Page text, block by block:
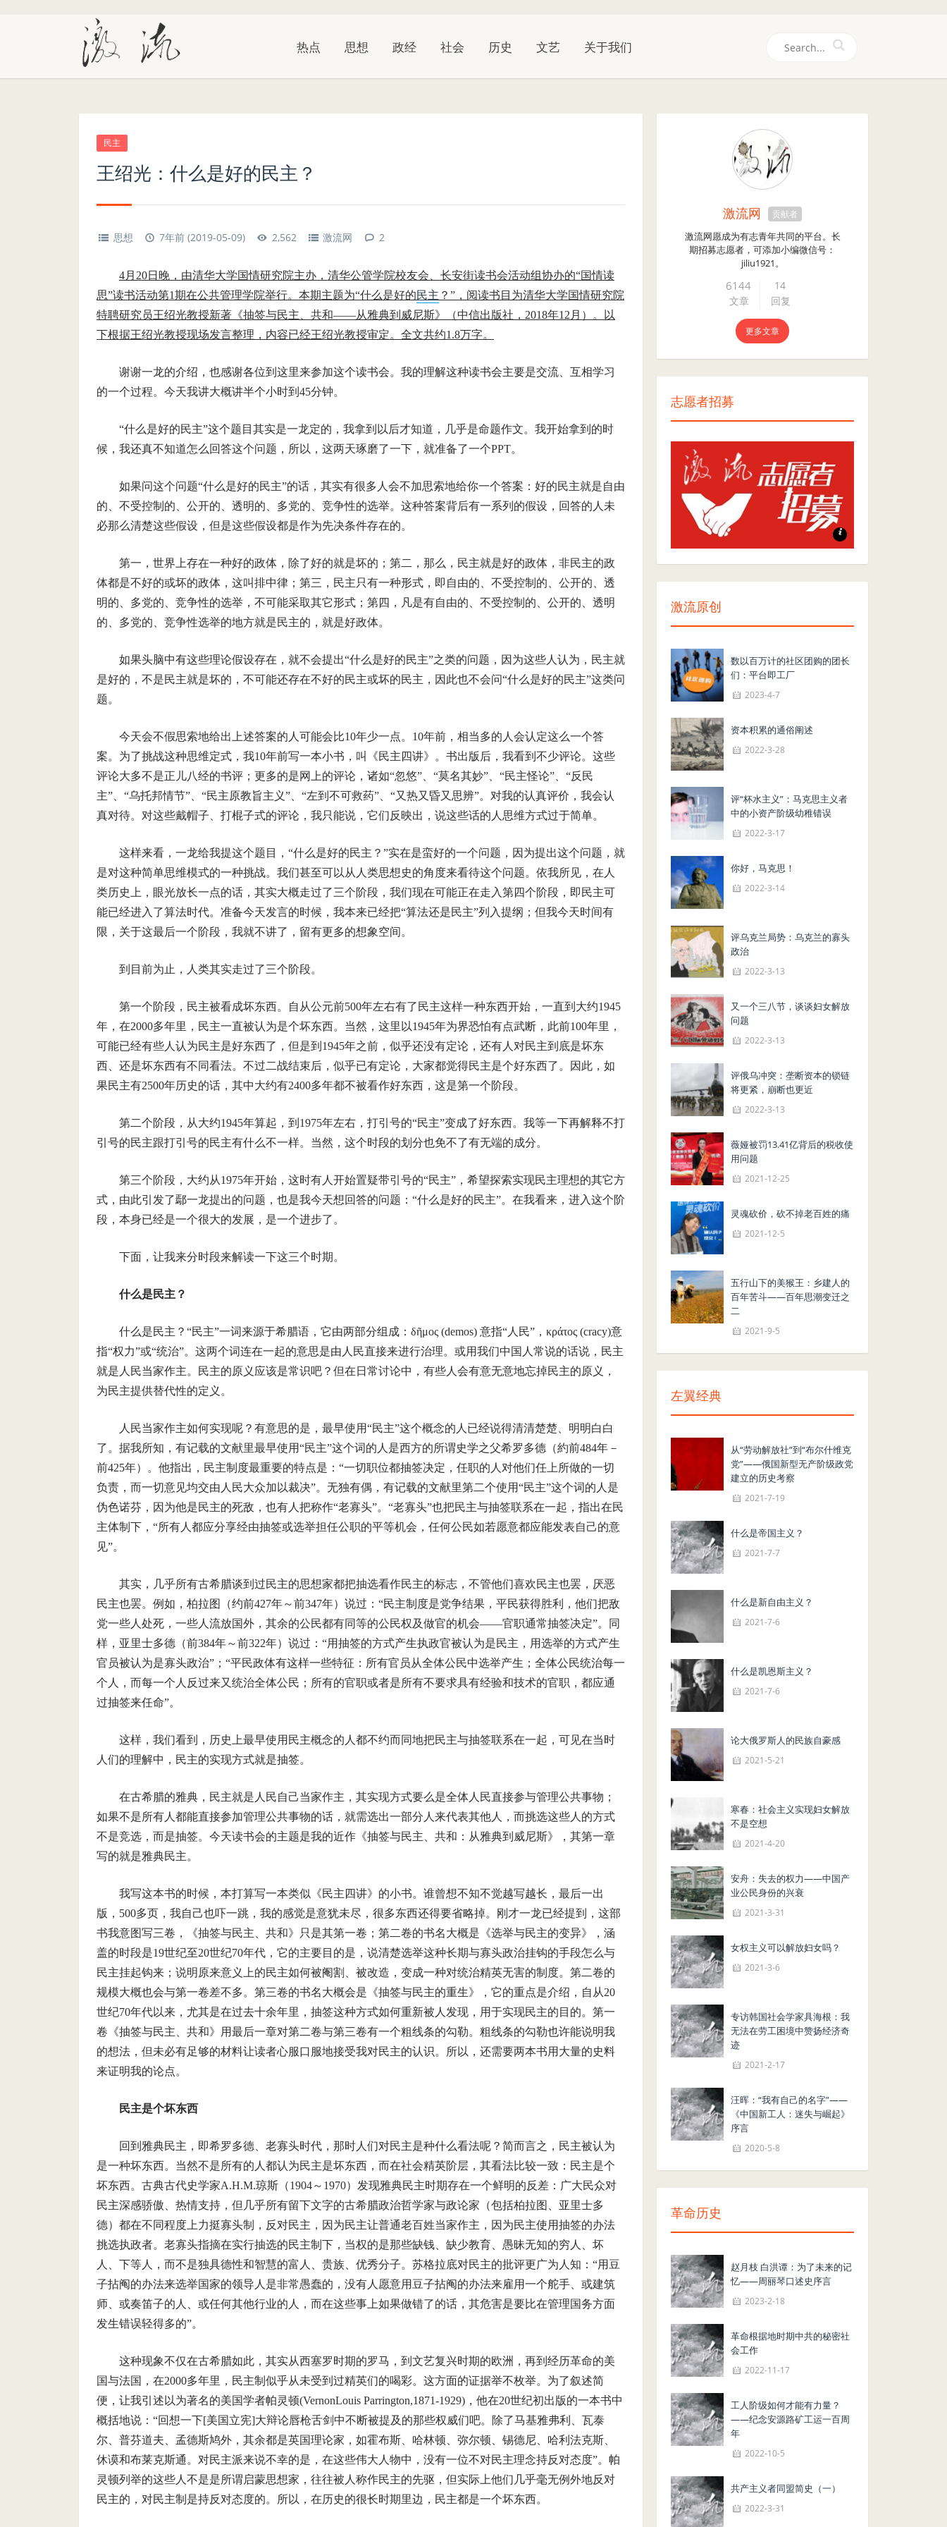
热点 思想 政经 社会 历史 文艺 关于我们
民主
王绍光：什么是好的民主？
思想 7年前 (2019-05-09) 2,562 激流网 2
4月20日晚，由清华大学国情研究院主办，清华公管学院校友会、长安街读书会活动组协办的“国情读
思”读书活动第1期在公共管理学院举行。本期主题为“什么是好的民主 ？”，阅读书目为清华大学国情研究院
特聘研究员王绍光教授新著《抽签与民主、共和——从雅典到威尼斯》（中信出版社，2018年12月）。以
下根据王绍光教授现场发言整理，内容已经王绍光教授审定。全文共约1.8万字。
谢谢一龙的介绍，也感谢各位到这里来参加这个读书会。我的理解这种读书会主要是交流、互相学习
的一个过程。今天我讲大概讲半个小时到45分钟。
“什么是好的民主”这个题目其实是一龙定的，我拿到以后才知道，几乎是命题作文。我开始拿到的时
候，我还真不知道怎么回答这个问题，所以，这两天琢磨了一下，就准备了一个PPT。
如果问这个问题“什么是好的民主”的话，其实有很多人会不加思索地给你一个答案：好的民主就是自由
的、不受控制的、公开的、透明的、多党的、竞争性的选举。这种答案背后有一系列的假设，回答的人未
必那么清楚这些假设，但是这些假设都是作为先决条件存在的。
第一，世界上存在一种好的政体，除了好的就是坏的；第二，那么，民主就是好的政体，非民主的政
体都是不好的或坏的政体，这叫排中律；第三，民主只有一种形式，即自由的、不受控制的、公开的、透
明的、多党的、竞争性的选举，不可能采取其它形式；第四，凡是有自由的、不受控制的、公开的、透明
的、多党的、竞争性选举的地方就是民主的，就是好政体。
如果头脑中有这些理论假设存在，就不会提出“什么是好的民主”之类的问题，因为这些人认为，民主就
是好的，不是民主就是坏的，不可能还存在不好的民主或坏的民主，因此也不会问“什么是好的民主”这类问
题。
今天会不假思索地给出上述答案的人可能会比10年少一点。10年前，相当多的人会认定这么一个答
案。为了挑战这种思维定式，我10年前写一本小书，叫《民主四讲》。书出版后，我看到不少评论。这些
评论大多不是正儿八经的书评；更多的是网上的评论，诸如“忽悠”、“莫名其妙”、“民主怪论”、“反民
主”、“乌托邦情节”、“民主原教旨主义”、“左到不可救药”、“又热又昏又思辨”。对我的认真评价，我会认
真对待。对这些戴帽子、打棍子式的评论，我只能说，它们反映出，说这些话的人思维方式过于简单。
这样来看，一龙给我提这个题目，“什么是好的民主？”实在是蛮好的一个问题，因为提出这个问题，就
是对这种简单思维模式的一种挑战。我们甚至可以从人类思想史的角度来看待这个问题。依我所见，在人
类历史上，眼光放长一点的话，其实大概走过了三个阶段，我们现在可能正在走入第四个阶段，即民主可
能已经进入了算法时代。准备今天发言的时候，我本来已经把“算法还是民主”列入提纲；但我今天时间有
限，关于这最后一个阶段，我就不讲了，留有更多的想象空间。
到目前为止，人类其实走过了三个阶段。
第一个阶段，民主被看成坏东西。自从公元前500年左右有了民主这样一种东西开始，一直到大约1945
年，在2000多年里，民主一直被认为是个坏东西。当然，这里以1945年为界恐怕有点武断，此前100年里，
可能已经有些人认为民主是好东西了，但是到1945年之前，似乎还没有定论，还有人对民主到底是坏东
西、还是坏东西有不同看法。不过二战结束后，似乎已有定论，大家都觉得民主是个好东西了。因此，如
果民主有2500年历史的话，其中大约有2400多年都不被看作好东西，这是第一个阶段。
第二个阶段，从大约1945年算起，到1975年左右，打引号的“民主”变成了好东西。我等一下再解释不打
引号的民主跟打引号的民主有什么不一样。当然，这个时段的划分也免不了有无端的成分。
第三个阶段，大约从1975年开始，这时有人开始置疑带引号的“民主”，希望探索实现民主理想的其它方
式，由此引发了鄢一龙提出的问题，也是我今天想回答的问题：“什么是好的民主”。在我看来，进入这个阶
段，本身已经是一个很大的发展，是一个进步了。
下面，让我来分时段来解读一下这三个时期。
什么是民主？
什么是民主？“民主”一词来源于希腊语，它由两部分组成：δῆμος (demos) 意指“人民”，κράτος (cracy)意
指“权力”或“统治”。这两个词连在一起的意思是由人民直接来进行治理。或用我们中国人常说的话说，民主
就是人民当家作主。民主的原义应该是常识吧？但在日常讨论中，有些人会有意无意地忘掉民主的原义，
为民主提供替代性的定义。
人民当家作主如何实现呢？有意思的是，最早使用“民主”这个概念的人已经说得清清楚楚、明明白白
了。据我所知，有记载的文献里最早使用“民主”这个词的人是西方的所谓史学之父希罗多德（約前484年－
前425年）。他指出，民主制度最重要的特点是：“一切职位都抽签决定，任职的人对他们任上所做的一切
负责，而一切意见均交由人民大众加以裁决”。无独有偶，有记载的文献里第二个使用“民主”这个词的人是
伪色诺芬，因为他是民主的死敌，也有人把称作“老寡头”。“老寡头”也把民主与抽签联系在一起，指出在民
主体制下，“所有人都应分享经由抽签或选举担任公职的平等机会，任何公民如若愿意都应能发表自己的意
见”。
其实，几乎所有古希腊谈到过民主的思想家都把抽选看作民主的标志，不管他们喜欢民主也罢，厌恶
民主也罢。例如，柏拉图（约前427年～前347年）说过：“民主制度是党争结果，平民获得胜利，他们把敌
党一些人处死，一些人流放国外，其余的公民都有同等的公民权及做官的机会——官职通常抽签决定”。同
样，亚里士多德（前384年～前322年）说过：“用抽签的方式产生执政官被认为是民主，用选举的方式产生
官员被认为是寡头政治”；“平民政体有这样一些特征：所有官员从全体公民中选举产生；全体公民统治每一
个人，而每一个人反过来又统治全体公民；所有的官职或者是所有不要求具有经验和技术的官职，都应通
过抽签来任命”。
这样，我们看到，历史上最早使用民主概念的人都不约而同地把民主与抽签联系在一起，可见在当时
人们的理解中，民主的实现方式就是抽签。
在古希腊的雅典，民主就是人民自己当家作主，其实现方式要么是全体人民直接参与管理公共事物；
如果不是所有人都能直接参加管理公共事物的话，就需选出一部分人来代表其他人，而挑选这些人的方式
不是竞选，而是抽签。今天读书会的主题是我的近作《抽签与民主、共和：从雅典到威尼斯》，其第一章
写的就是雅典民主。
我写这本书的时候，本打算写一本类似《民主四讲》的小书。谁曾想不知不觉越写越长，最后一出
版，500多页，我自己也吓一跳，我的感觉是意犹未尽，很多东西还得要省略掉。刚才一龙已经提到，这部
书我意图写三卷，《抽签与民主、共和》只是其第一卷；第二卷的书名大概是《选举与民主的变异》，涵
盖的时段是19世纪至20世纪70年代，它的主要目的是，说清楚选举这种长期与寡头政治挂钩的手段怎么与
民主挂起钩来；说明原来意义上的民主如何被阉割、被改造，变成一种对统治精英无害的制度。第二卷的
规模大概也会与第一卷差不多。第三卷的书名大概会是《抽签与民主的重生》，它的重点是介绍，自从20
世纪70年代以来，尤其是在过去十余年里，抽签这种方式如何重新被人发现，用于实现民主的目的。第一
卷《抽签与民主、共和》用最后一章对第二卷与第三卷有一个粗线条的勾勒。粗线条的勾勒也许能说明我
的想法，但未必有足够的材料让读者心服口服地接受我对民主的认识。所以，还需要两本书用大量的史料
来证明我的论点。
民主是个坏东西
回到雅典民主，即希罗多德、老寡头时代，那时人们对民主是种什么看法呢？简而言之，民主被认为
是一种坏东西。当然不是所有的人都认为民主是坏东西，而在社会精英阶层，其看法比较一致：民主是个
坏东西。古典古代史学家A.H.M.琼斯（1904～1970）发现雅典民主时期存在一个鲜明的反差：广大民众对
民主深感骄傲、热情支持，但几乎所有留下文字的古希腊政治哲学家与政论家（包括柏拉图、亚里士多
德）都在不同程度上力挺寡头制，反对民主，因为民主让普通老百姓当家作主，因为民主使用抽签的办法
挑选执政者。老寡头指摘在实行抽选的民主制下，当权的是那些缺钱、缺少教育、愚昧无知的穷人、坏
人、下等人，而不是独具德性和智慧的富人、贵族、优秀分子。苏格拉底对民主的批评更广为人知：“用豆
子拈阄的办法来选举国家的领导人是非常愚蠢的，没有人愿意用豆子拈阄的办法来雇用一个舵手、或建筑
师、或奏笛子的人、或任何其他行业的人，而在这些事上如果做错了的话，其危害是要比在管理国务方面
发生错误轻得多的”。
这种现象不仅在古希腊如此，其实从西塞罗时期的罗马，到文艺复兴时期的欧洲，再到经历革命的美
国与法国，在2000多年里，民主制似乎从未受到过精英们的喝彩。这方面的证据举不枚举。为了叙述简
便，让我引述以为著名的美国学者帕灵顿(VernonLouis Parrington,1871-1929)，他在20世纪初出版的一本书中
概括地说：“回想一下[美国立宪]大辩论唇枪舌剑中不断被提及的那些权威们吧。除了马基雅弗利、瓦泰
尔、普芬道夫、孟德斯鸠外，其余都是英国理论家，如霍布斯、哈林顿、弥尔顿、锡德尼、哈利法克斯、
休谟和布莱克斯通。对民主派来说不幸的是，在这些伟大人物中，没有一位不对民主理念持反对态度”。帕
灵顿列举的这些人不是是所谓启蒙思想家，往往被人称作民主的先驱，但实际上他们几乎毫无例外地反对
民主的，对民主制是持反对态度的。所以，在历史的很长时期里边，民主都是一个坏东西。
激流网 贡献者
激流网愿成为有志青年共同的平台。长
期招募志愿者，可添加小编微信号：
jiliu1921。
6144
文章
14
回复
更多文章
志愿者招募
志愿者招募
激流原创
数以百万计的社区团购的团长
们：平台即工厂
2023-4-7
资本积累的通俗阐述
2022-3-28
评“杯水主义”：马克思主义者
中的小资产阶级幼稚错误
2022-3-17
你好，马克思！
2022-3-14
评乌克兰局势：乌克兰的寡头
政治
2022-3-13
又一个三八节，谈谈妇女解放
问题
2022-3-13
评俄乌冲突：垄断资本的锁链
将更紧，崩断也更近
2022-3-13
薇娅被罚13.41亿背后的税收使
用问题
2021-12-25
灵魂砍价，砍不掉老百姓的痛
2021-12-5
五行山下的美猴王：乡建人的
百年苦斗——百年思潮变迁之
二
2021-9-5
左翼经典
从“劳动解放社”到“布尔什维克
党”——俄国新型无产阶级政党
建立的历史考察
2021-7-19
什么是帝国主义？
2021-7-7
什么是新自由主义？
2021-7-6
什么是凯恩斯主义？
2021-7-6
论大俄罗斯人的民族自豪感
2021-5-21
寒春：社会主义实现妇女解放
不是空想
2021-4-20
安舟：失去的权力——中国产
业公民身份的兴衰
2021-3-31
女权主义可以解放妇女吗？
2021-3-6
专访韩国社会学家具海根：我
无法在劳工困境中赞扬经济奇
迹
2021-2-17
汪晖：“我有自己的名字”——
《中国新工人：迷失与崛起》
序言
2020-5-8
革命历史
赵月枝 白洪谭：为了未来的记
忆——周丽琴口述史序言
2023-2-18
革命根据地时期中共的秘密社
会工作
2022-11-17
工人阶级如何才能有力量？
——纪念安源路矿工运一百周
年
2022-10-5
共产主义者同盟简史（一）
2022-3-31